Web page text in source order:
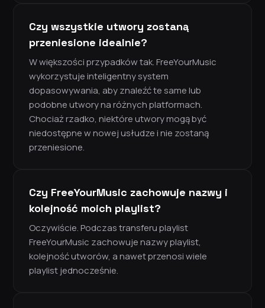
Czy wszystkie utwory zostaną
przeniesione idealnie?
W większości przypadków tak. FreeYourMusic
wykorzystuje inteligentny system
dopasowywania, aby znaleźć te same lub
podobne utwory na różnych platformach.
Chociaż rzadko, niektóre utwory mogą być
niedostępne w nowej usłudze i nie zostaną
przeniesione.
Czy FreeYourMusic zachowuje nazwy i
kolejność moich playlist?
Oczywiście. Podczas transferu playlist
FreeYourMusic zachowuje nazwy playlist,
kolejność utworów, a nawet przenosi wiele
playlist jednocześnie.